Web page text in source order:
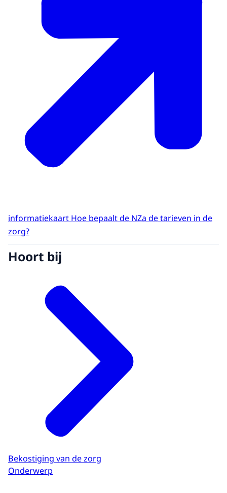
informatiekaart Hoe bepaalt de NZa de tarieven in de
zorg?
Hoort bij
Bekostiging van de zorg
Onderwerp